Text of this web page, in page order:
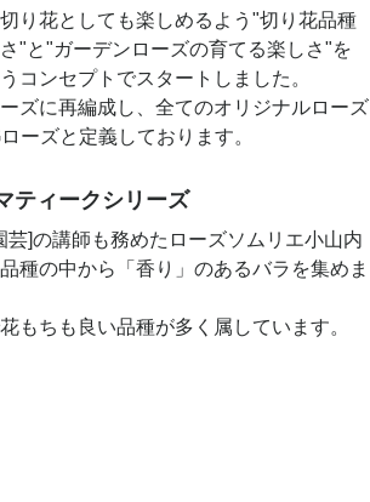
り花としても楽しめるよう"切り花品種
"と"ガーデンローズの育てる楽しさ"を
コンセプトでスタートしました。
ズに再編成し、全てのオリジナルローズ
ーズと定義しております。
ティークシリーズ
芸]の講師も務めたローズソムリエ小山内
種の中から「香り」のあるバラを集めま
もちも良い品種が多く属しています。